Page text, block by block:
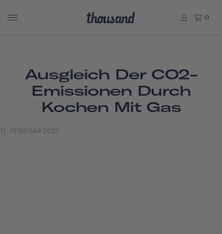
0
Ausgleich Der CO2-
Emissionen Durch
Kochen Mit Gas
11. FEBRUAR 2022